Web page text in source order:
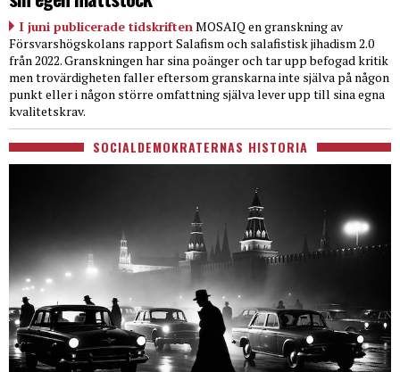
I juni publicerade tidskriftenMOSAIQ en granskning av
Försvarshögskolans rapport Salafism och salafistisk jihadism 2.0
från 2022. Granskningen har sina poänger och tar upp befogad kritik
men trovärdigheten faller eftersom granskarna inte själva på någon
punkt eller i någon större omfattning själva lever upp till sina egna
kvalitetskrav.
SOCIALDEMOKRATERNAS HISTORIA